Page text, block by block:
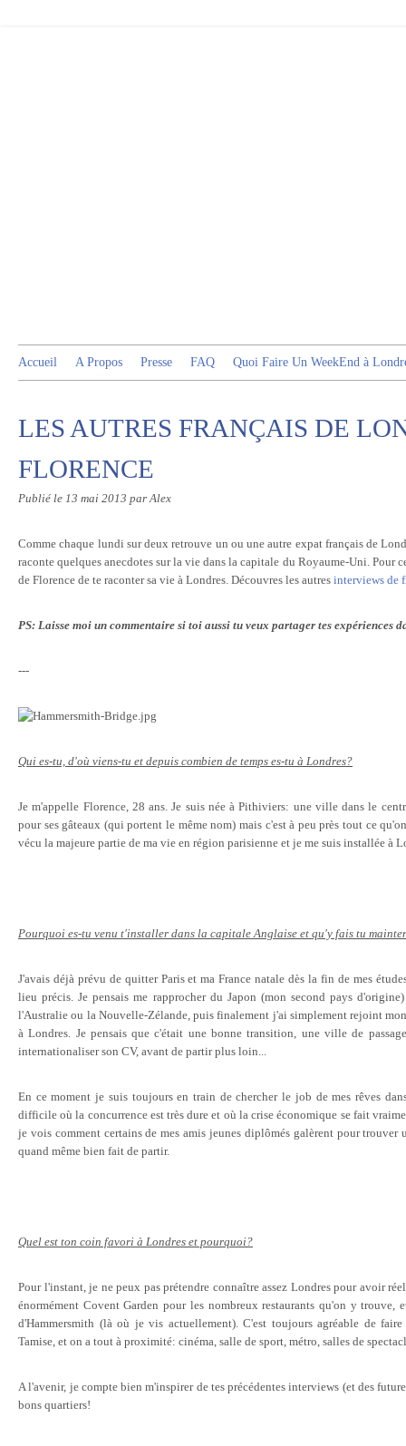
Accueil A Propos Presse FAQ Quoi Faire Un WeekEnd à
LES AUTRES FRANÇAIS DE
FLORENCE
Publié le 13 mai 2013 par Alex
Comme chaque lundi sur deux retrouve un ou une autre expat français de
raconte quelques anecdotes sur la vie dans la capitale du Royaume-Uni. Pour
de Florence de te raconter sa vie à Londres. Découvres les autres interviews de
PS: Laisse moi un commentaire si toi aussi tu veux partager tes expériences
---
Qui es-tu, d'où viens-tu et depuis combien de temps es-tu à Londres?
Je m'appelle Florence, 28 ans. Je suis née à Pithiviers: une ville dans le
pour ses gâteaux (qui portent le même nom) mais c'est à peu près tout ce
vécu la majeure partie de ma vie en région parisienne et je me suis installée à
Pourquoi es-tu venu t'installer dans la capitale Anglaise et qu'y fais tu
J'avais déjà prévu de quitter Paris et ma France natale dès la fin de mes
lieu précis. Je pensais me rapprocher du Japon (mon second pays
l'Australie ou la Nouvelle-Zélande, puis finalement j'ai simplement rejoint
à Londres. Je pensais que c'était une bonne transition, une ville de
internationaliser son CV, avant de partir plus loin...
En ce moment je suis toujours en train de chercher le job de mes rêves
difficile où la concurrence est très dure et où la crise économique se fait
je vois comment certains de mes amis jeunes diplômés galèrent pour trouver
quand même bien fait de partir.
Quel est ton coin favori à Londres et pourquoi?
Pour l'instant, je ne peux pas prétendre connaître assez Londres pour avoir
énormément Covent Garden pour les nombreux restaurants qu'on y trouve,
d'Hammersmith (là où je vis actuellement). C'est toujours agréable de
Tamise, et on a tout à proximité: cinéma, salle de sport, métro, salles de
A l'avenir, je compte bien m'inspirer de tes précédentes interviews (et des
bons quartiers!